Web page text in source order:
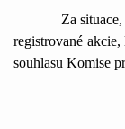
Za
registrované
souhlasu Komise